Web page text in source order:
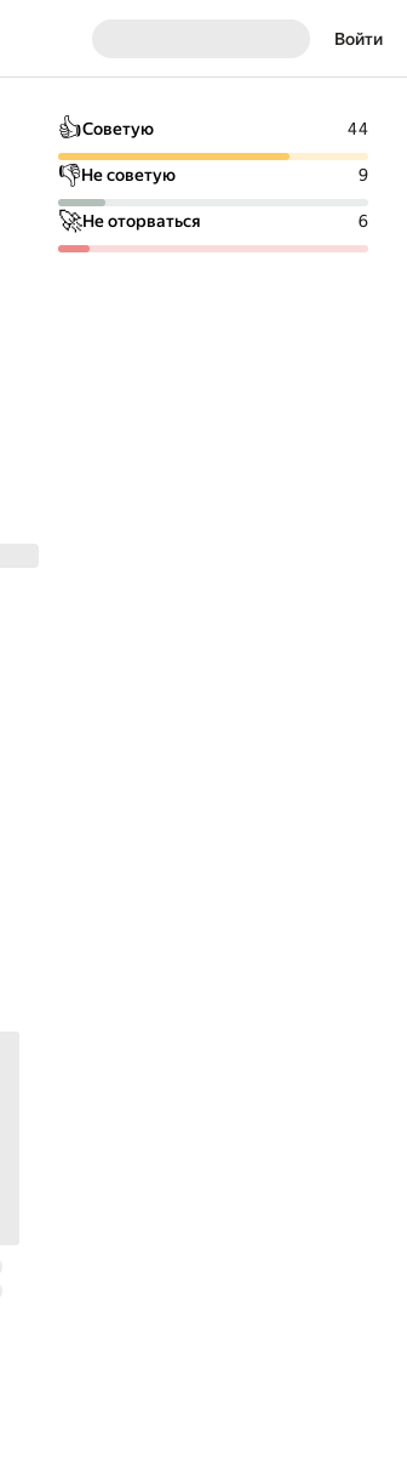
Войти
👍Советую 44
👎Не советую 9
🚀Не оторваться 6